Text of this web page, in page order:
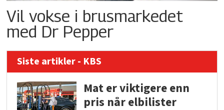
Vil vokse i brusmarkedet
med Dr Pepper
Siste artikler - KBS
Mat er viktigere enn
pris når elbilister